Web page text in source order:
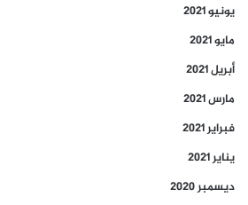
يونيو 2021
مايو 2021
أبريل 2021
مارس 2021
فبراير 2021
يناير 2021
ديسمبر 2020